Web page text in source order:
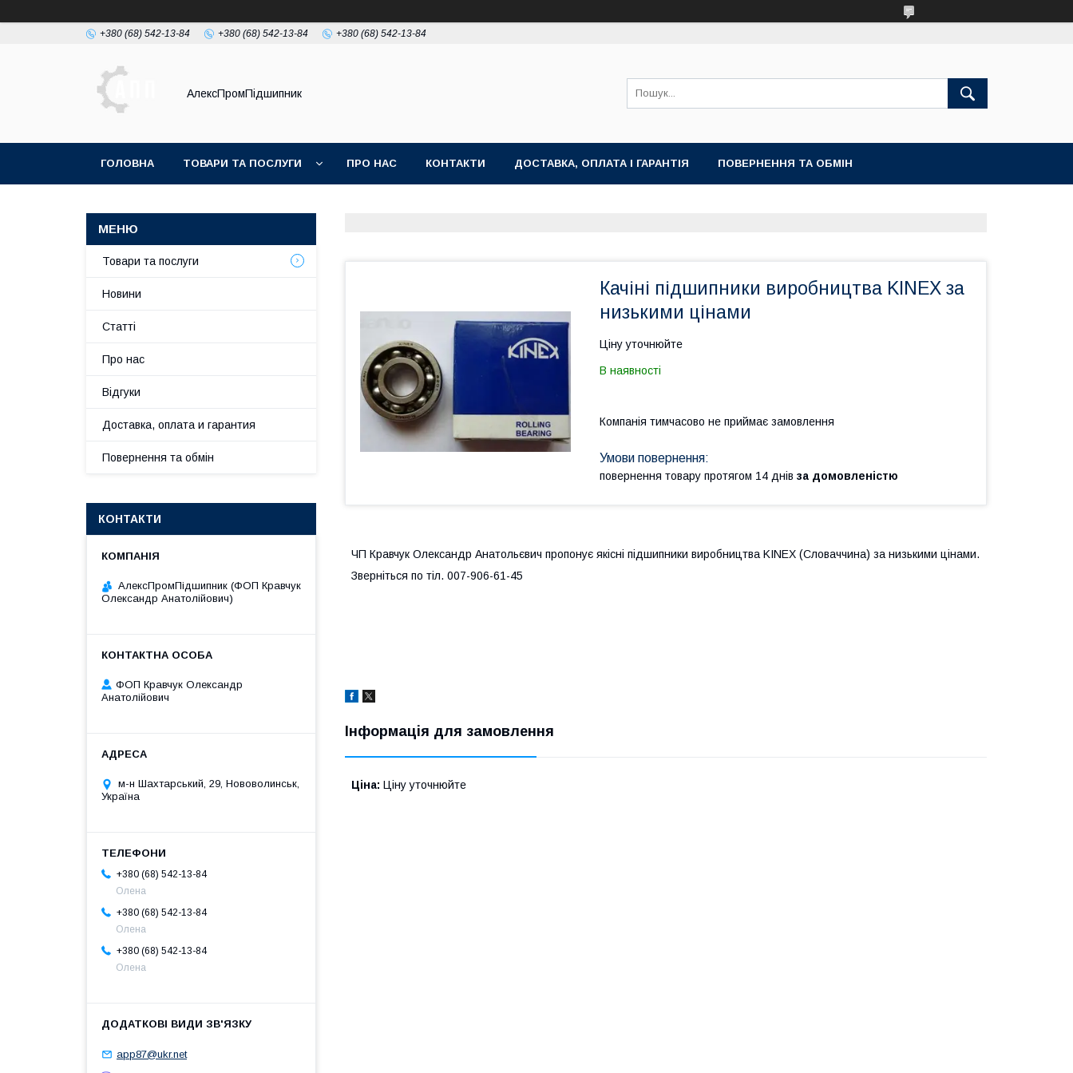
+380 (68) 542-13-84 +380 (68) 542-13-84 +380 (68) 542-13-84
АлексПромПідшипник
ГОЛОВНА ТОВАРИ ТА ПОСЛУГИ ПРО НАС КОНТАКТИ ДОСТАВКА, ОПЛАТА І ГАРАНТІЯ ПОВЕРНЕННЯ ТА ОБМІН
Качіні підшипники виробництва KINEX за
низькими цінами
Ціну уточнюйте
В наявності
Компанія тимчасово не приймає замовлення
повернення товару протягом 14 днів за домовленістю
ЧП Кравчук Олександр Анатольєвич пропонує якісні підшипники виробництва KINEX (Словаччина) за низькими цінами.
Зверніться по тіл. 007-906-61-45
Інформація для замовлення
Ціна: Ціну уточнюйте
Товари та послуги
Новини
Статті
Про нас
Відгуки
Доставка, оплата и гарантия
Повернення та обмін
КОНТАКТИ
АлексПромПідшипник (ФОП Кравчук
Олександр Анатолійович)
ФОП Кравчук Олександр
Анатолійович
м-н Шахтарський, 29, Нововолинськ,
Україна
+380 (68) 542-13-84
Олена
+380 (68) 542-13-84
Олена
+380 (68) 542-13-84
Олена
app87@ukr.net